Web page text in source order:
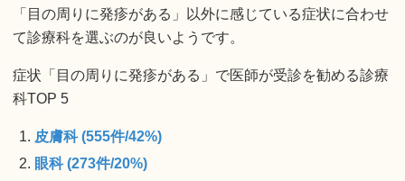
「目の周りに発疹がある」以外に感じている症状に合わせ
て診療科を選ぶのが良いようです。
症状「目の周りに発疹がある」で医師が受診を勧める診療
科TOP 5
皮膚科 (555件/42%)
眼科 (273件/20%)